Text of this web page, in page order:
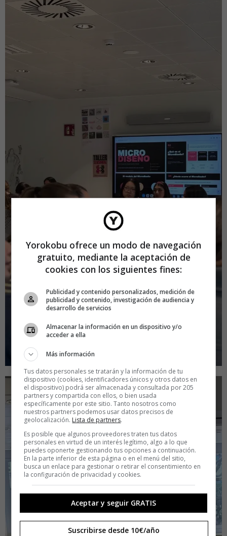
Yorokobu ofrece un modo de navegación
gratuito, mediante la aceptación de
cookies con los siguientes fines:
Publicidad y contenido personalizados, medición de
publicidad y contenido, investigación de audiencia y
desarrollo de servicios
Almacenar la información en un dispositivo y/o
acceder a ella
Más información
Tus datos personales se tratarán y la información de tu
dispositivo (cookies, identificadores únicos y otros datos en
el dispositivo) podrá ser almacenada y consultada por 205
partners y compartida con ellos, o bien usada
específicamente por este sitio. Tanto nosotros como
nuestros partners podemos usar datos precisos de
geolocalización. Lista de partners.
Es posible que algunos proveedores traten tus datos
personales en virtud de un interés legítimo, algo a lo que
puedes oponerte gestionando tus opciones a continuación.
En la parte inferior de esta página o en el menú del sitio,
busca un enlace para gestionar o retirar el consentimiento en
la configuración de privacidad y cookies.
Aceptar y seguir GRATIS
Suscribirse desde 10€/año